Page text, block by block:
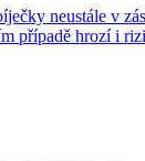
neustále v
případě hrozí i